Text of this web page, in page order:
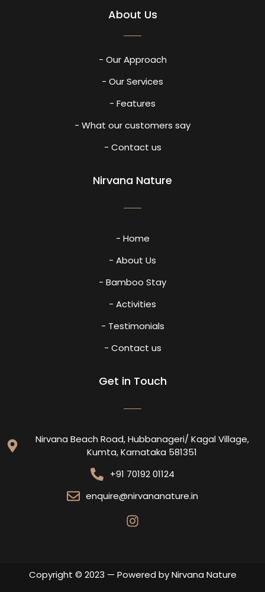
About Us
- Our Approach
- Our Services
- Features
- What our customers say
- Contact us
Nirvana Nature
- Home
- About Us
- Bamboo Stay
- Activities
- Testimonials
- Contact us
Get in Touch
Nirvana Beach Road, Hubbanageri/ Kagal Village,
Kumta, Karnataka 581351
+91 70192 01124
enquire@nirvananature.in
Copyright © 2023 — Powered by Nirvana Nature